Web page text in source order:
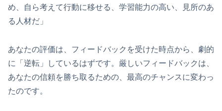
め、自ら考えて行動に移せる、学習能力の高い、見所のあ
る人材だ」
あなたの評価は、フィードバックを受けた時点から、劇的
に「逆転」しているはずです。厳しいフィードバックは、
あなたの信頼を勝ち取るための、最高のチャンスに変わっ
たのです。